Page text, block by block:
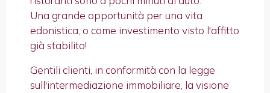
Una grande opportunità per una vita
edonistica, o come investimento visto l'affitto
già stabilito!
Gentili clienti, in conformità con la legge
sull'intermediazione immobiliare, la visione